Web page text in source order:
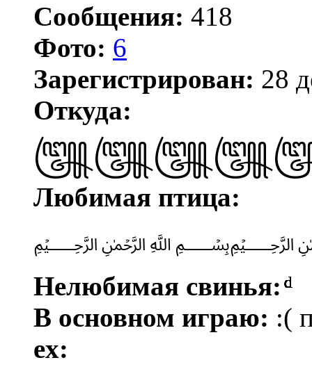
Сообщения: 418
Фото: 6
Зарегистрирован: 28
Откуда:
Любимая птица:
Нелюбимая свинья:ͩͩͩͩͩͩͩͩͩͩͩͩͩͩͩͩͩͩͩͩͩͩͩͩͩͩͩͩͩͩ
В основном играю: :(
ex: